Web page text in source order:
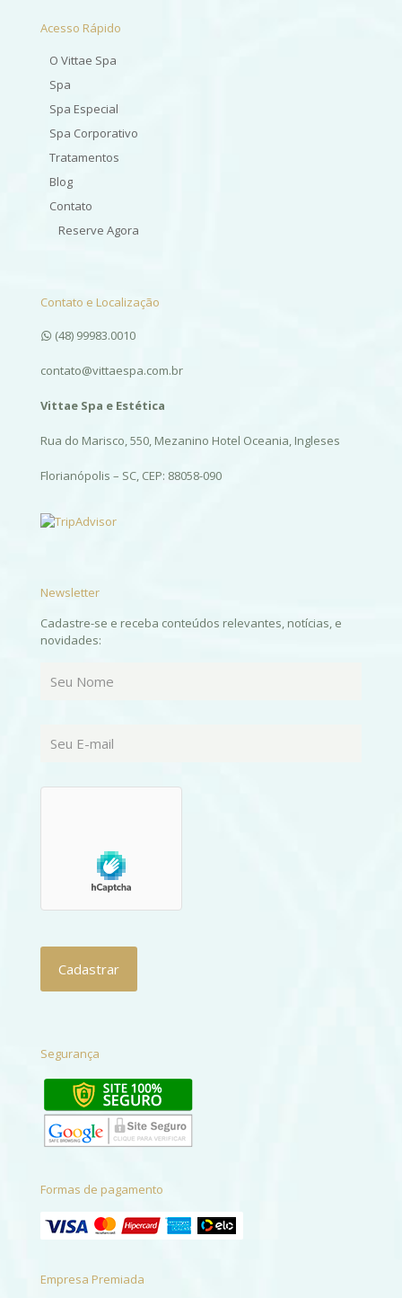
Acesso Rápido
O Vittae Spa
Spa
Spa Especial
Spa Corporativo
Tratamentos
Blog
Contato
Reserve Agora
Contato e Localização
(48) 99983.0010
contato@vittaespa.com.br
Vittae Spa e Estética
Rua do Marisco, 550, Mezanino Hotel Oceania, Ingleses
Florianópolis – SC, CEP: 88058-090
Newsletter
Cadastre-se e receba conteúdos relevantes, notícias, e
novidades:
Segurança
Formas de pagamento
Empresa Premiada